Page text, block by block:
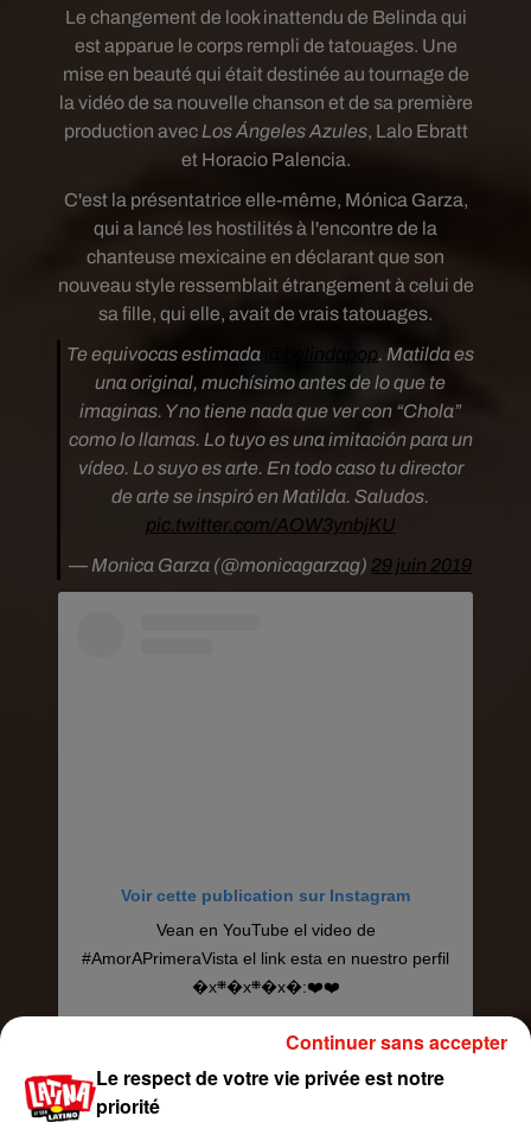
Le changement de look inattendu de Belinda qui
est apparue le corps rempli de tatouages. Une
mise en beauté qui était destinée au tournage de
la vidéo de sa nouvelle chanson et de sa première
production avec Los Ángeles Azules, Lalo Ebratt
et Horacio Palencia.
C'est la présentatrice elle-même, Mónica Garza,
qui a lancé les hostilités à l'encontre de la
chanteuse mexicaine en déclarant que son
nouveau style ressemblait étrangement à celui de
sa fille, qui elle, avait de vrais tatouages.
Te equivocas estimada
@belindapop. Matilda es
una original, muchísimo antes de lo que te
imaginas. Y no tiene nada que ver con “Chola”
como lo llamas. Lo tuyo es una imitación para un
vídeo. Lo suyo es arte. En todo caso tu director
de arte se inspiró en Matilda. Saludos.
pic.twitter.com/AOW3ynbjKU
— Monica Garza (@monicagarzag) 29 juin 2019
Voir cette publication sur Instagram
Vean en YouTube el video de
#AmorAPrimeraVista el link esta en nuestro perfil
�x܍�x܍�x�:❤️❤️
Le respect de votre vie privée est notre
priorité
Continuer sans accepter